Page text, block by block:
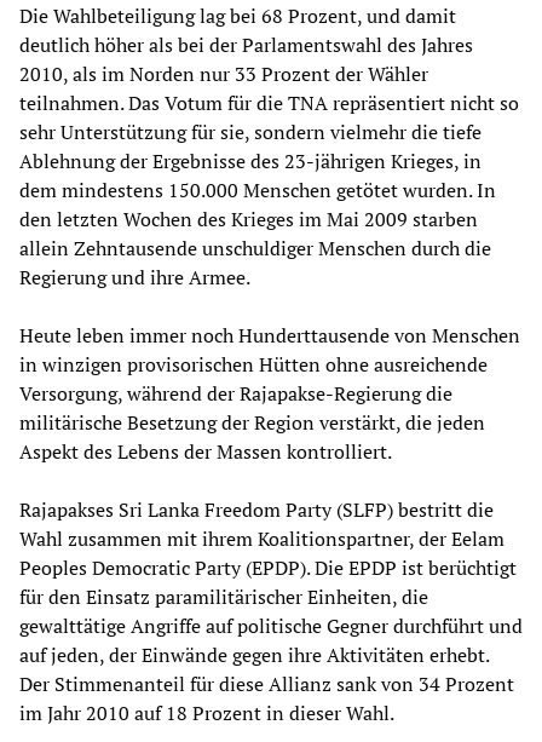
Die Wahlbeteiligung lag bei 68 Prozent, und damit
deutlich höher als bei der Parlamentswahl des Jahres
2010, als im Norden nur 33 Prozent der Wähler
teilnahmen. Das Votum für die TNA repräsentiert nicht so
sehr Unterstützung für sie, sondern vielmehr die tiefe
Ablehnung der Ergebnisse des 23-jährigen Krieges, in
dem mindestens 150.000 Menschen getötet wurden. In
den letzten Wochen des Krieges im Mai 2009 starben
allein Zehntausende unschuldiger Menschen durch die
Regierung und ihre Armee.
Heute leben immer noch Hunderttausende von Menschen
in winzigen provisorischen Hütten ohne ausreichende
Versorgung, während der Rajapakse-Regierung die
militärische Besetzung der Region verstärkt, die jeden
Aspekt des Lebens der Massen kontrolliert.
Rajapakses Sri Lanka Freedom Party (SLFP) bestritt die
Wahl zusammen mit ihrem Koalitionspartner, der Eelam
Peoples Democratic Party (EPDP). Die EPDP ist berüchtigt
für den Einsatz paramilitärischer Einheiten, die
gewalttätige Angriffe auf politische Gegner durchführt und
auf jeden, der Einwände gegen ihre Aktivitäten erhebt.
Der Stimmenanteil für diese Allianz sank von 34 Prozent
im Jahr 2010 auf 18 Prozent in dieser Wahl.